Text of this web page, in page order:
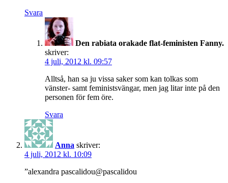
Svara
Den rabiata orakade flat-feministen Fanny.
skriver:
4 juli, 2012 kl. 09:57
Alltså, han sa ju vissa saker som kan tolkas som
vänster- samt feministsvängar, men jag litar inte på den
personen för fem öre.
Svara
Anna skriver:
4 juli, 2012 kl. 10:09
”alexandra pascalidou‏@pascalidou